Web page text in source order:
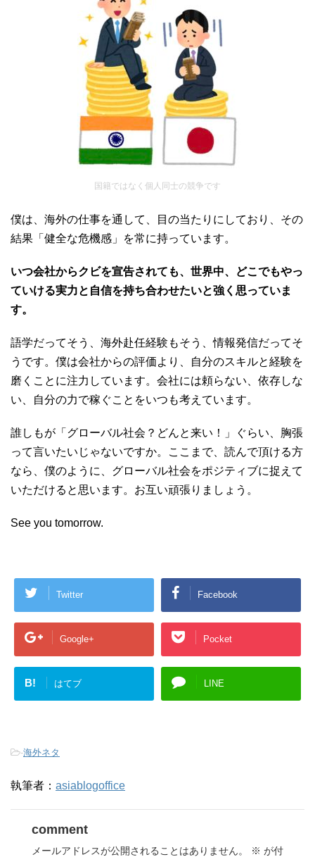
国籍ではなく個人同士の競争です
僕は、海外の仕事を通して、目の当たりにしており、その
結果「健全な危機感」を常に持っています。
いつ会社からクビを宣告されても、世界中、どこでもやっ
ていける実力と自信を持ち合わせたいと強く思っていま
す。
語学だってそう、海外赴任経験もそう、情報発信だってそ
うです。僕は会社からの評価より、自分のスキルと経験を
磨くことに注力しています。会社には頼らない、依存しな
い、自分の力で稼ぐことをいつも考えています。
誰しもが「グローバル社会？どんと来い！」ぐらい、胸張
って言いたいじゃないですか。ここまで、読んで頂ける方
なら、僕のように、グローバル社会をポジティブに捉えて
いただけると思います。お互い頑張りましょう。
See you tomorrow.
Twitter Facebook
Google+ Pocket
B! はてブ LINE
-海外ネタ
執筆者： asiablogoffice
comment
メールアドレスが公開されることはありません。 ※ が付